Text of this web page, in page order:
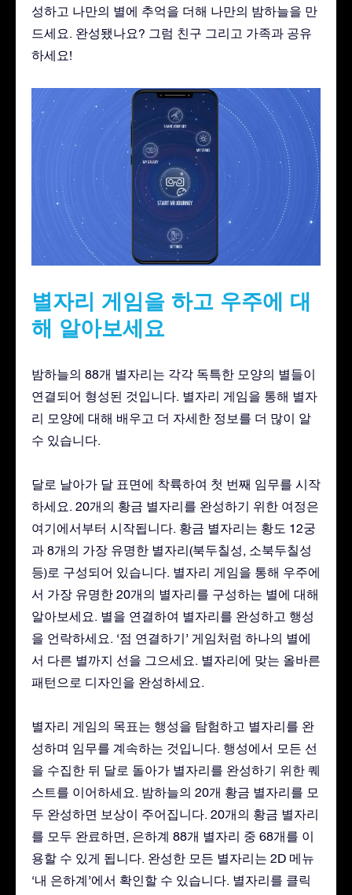
성하고 나만의 별에 추억을 더해 나만의 밤하늘을 만
드세요. 완성됐나요? 그럼 친구 그리고 가족과 공유
하세요!
별자리 게임을 하고 우주에 대
해 알아보세요
밤하늘의 88개 별자리는 각각 독특한 모양의 별들이
연결되어 형성된 것입니다. 별자리 게임을 통해 별자
리 모양에 대해 배우고 더 자세한 정보를 더 많이 알
수 있습니다.
달로 날아가 달 표면에 착륙하여 첫 번째 임무를 시작
하세요. 20개의 황금 별자리를 완성하기 위한 여정은
여기에서부터 시작됩니다. 황금 별자리는 황도 12궁
과 8개의 가장 유명한 별자리(북두칠성, 소북두칠성
등)로 구성되어 있습니다. 별자리 게임을 통해 우주에
서 가장 유명한 20개의 별자리를 구성하는 별에 대해
알아보세요. 별을 연결하여 별자리를 완성하고 행성
을 언락하세요. ‘점 연결하기’ 게임처럼 하나의 별에
서 다른 별까지 선을 그으세요. 별자리에 맞는 올바른
패턴으로 디자인을 완성하세요.
별자리 게임의 목표는 행성을 탐험하고 별자리를 완
성하며 임무를 계속하는 것입니다. 행성에서 모든 선
을 수집한 뒤 달로 돌아가 별자리를 완성하기 위한 퀘
스트를 이어하세요. 밤하늘의 20개 황금 별자리를 모
두 완성하면 보상이 주어집니다. 20개의 황금 별자리
를 모두 완료하면, 은하계 88개 별자리 중 68개를 이
용할 수 있게 됩니다. 완성한 모든 별자리는 2D 메뉴
‘내 은하계’에서 확인할 수 있습니다. 별자리를 클릭